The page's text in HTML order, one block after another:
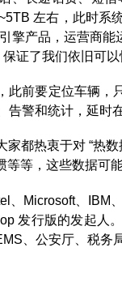
左右，此时系
擎产品，运营商
证了我们依旧可以
此前要定位车辆，
警和统计，延时
都热衷于对 “热
等，这些数据可
、Microsoft、IBM
发行版的发起人
、公安厅、税务